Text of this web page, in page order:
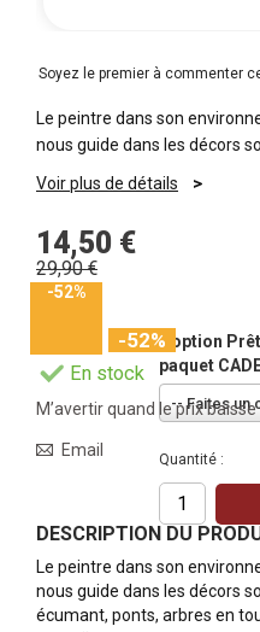
Soyez le premier à commenter
Le peintre dans son
nous guide dans les décors
Voir plus de détails
14,50 €
29,90 €
-52%
-52%
En stock
L'option
paquet
Quantité :
M’avertir quand le prix baisse
Email
DESCRIPTION DU
Le peintre dans son
nous guide dans les décors
écumant, ponts, arbres en